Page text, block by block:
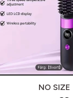
NO SIZE